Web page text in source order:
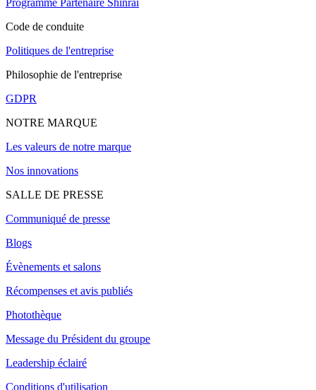
Programme Partenaire Shinrai
Code de conduite
Politiques de l'entreprise
Philosophie de l'entreprise
GDPR
NOTRE MARQUE
Les valeurs de notre marque
Nos innovations
SALLE DE PRESSE
Communiqué de presse
Blogs
Évènements et salons
Récompenses et avis publiés
Photothèque
Message du Président du groupe
Leadership éclairé
Conditions d'utilisation